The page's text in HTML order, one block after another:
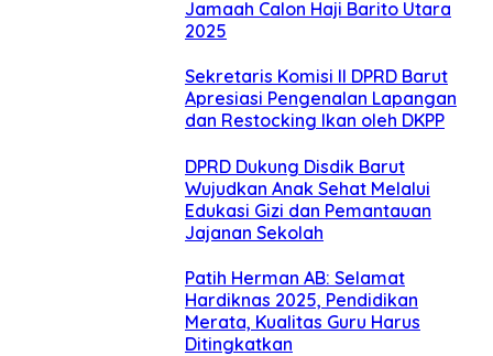
Jamaah Calon Haji Barito Utara
2025
Sekretaris Komisi II DPRD Barut
Apresiasi Pengenalan Lapangan
dan Restocking Ikan oleh DKPP
DPRD Dukung Disdik Barut
Wujudkan Anak Sehat Melalui
Edukasi Gizi dan Pemantauan
Jajanan Sekolah
Patih Herman AB: Selamat
Hardiknas 2025, Pendidikan
Merata, Kualitas Guru Harus
Ditingkatkan